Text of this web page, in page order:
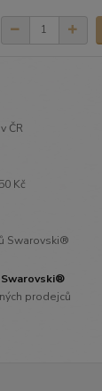
ČR
Kč
Swarovski®
prodejců